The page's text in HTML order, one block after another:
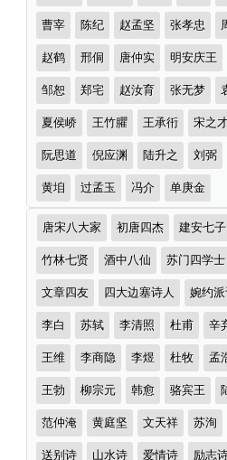
大
全
曹宰 陈纪 赵孟坚 张孝忠
赵鹤 邢侗 唐仲实 明安庆王
邹恕 郑宅 赵汝育 张无梦
夏侯峤 王竹臞 王承衎 宋之
阮思道 倪应渊 陆升之 刘弼
黄垍 过孟玉 冯介 单庚金
诗
词
分
类
唐宋八大家 初唐四杰 建安七子
竹林七贤 酒中八仙 苏门四学士
文章四友 四大边塞诗人 婉约派
李白 苏轼 李清照 杜甫 辛
王维 李商隐 李煜 杜牧 孟
王勃 柳宗元 韩愈 骆宾王
范仲淹 黄庭坚 文天祥 苏洵
送别诗 山水诗 爱情诗 励志